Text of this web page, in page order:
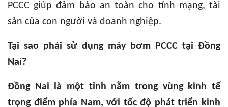
PCCC giúp đảm bảo an toàn cho tính mạng, tài
sản của con người và doanh nghiệp.
Tại sao phải sử dụng máy bơm PCCC tại Đồng
Nai?
Đồng Nai là một tỉnh nằm trong vùng kinh tế
trọng điểm phía Nam, với tốc độ phát triển kinh